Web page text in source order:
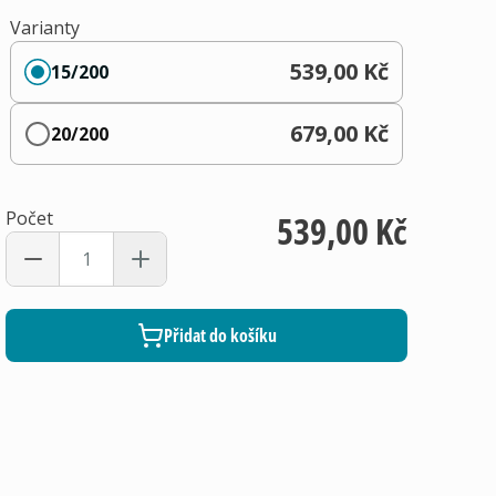
Varianty
15/200
539,00 Kč
20/200 679,00 Kč
Počet 539,00 Kč
Přidat do košíku